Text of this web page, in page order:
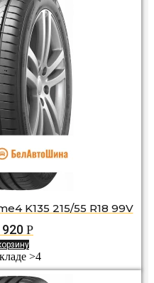
K135 215/55 R18 99V
920Р
>4